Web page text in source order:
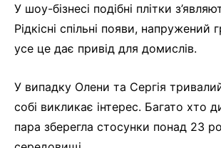
У шоу-бізнесі подібні плітки
Рідкісні спільні появи, напружений
усе це дає привід для домислів.
У випадку Олени та Сергія
собі викликає інтерес. Багато хто
пара зберегла стосунки понад 23